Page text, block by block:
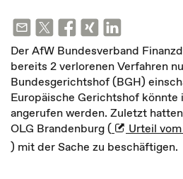
Der AfW Bundesverband
bereits 2 verlorenen Verfahren
Bundesgerichtshof (BGH)
Europäische Gerichtshof könnte
angerufen werden. Zuletzt
OLG Brandenburg (
Urteil
) mit der Sache zu beschäftigen.